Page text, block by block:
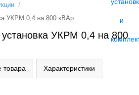
/
УКРМ 0,4 на 800 кВАр
установка УКРМ 0,4 на 800
товара Характеристики